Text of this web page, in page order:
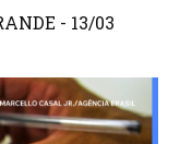
- 13/03